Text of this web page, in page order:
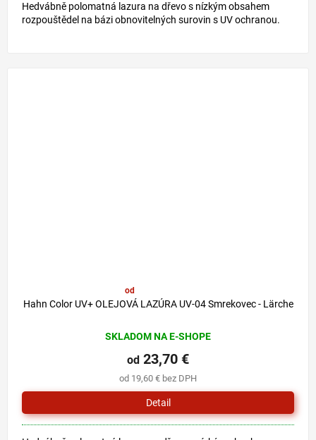
Hedvábně polomatná lazura na dřevo s nízkým obsahem
rozpouštědel na bázi obnovitelných surovin s UV ochranou.
od
Hahn Color UV+ OLEJOVÁ LAZÚRA UV-04 Smrekovec - Lärche
SKLADOM NA E-SHOPE
od 19,60 € bez DPH
od 23,70 €
Detail